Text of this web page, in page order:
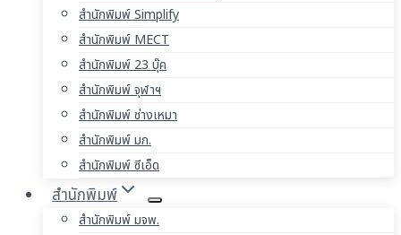
สำนักพิมพ์ Simplify
สำนักพิมพ์ MECT
สำนักพิมพ์ 23 บุ๊ค
สำนักพิมพ์ จุฬาฯ
สำนักพิมพ์ ช่างเหมา
สำนักพิมพ์ มก.
สำนักพิมพ์ ซีเอ็ด
สำนักพิมพ์
สำนักพิมพ์ มจพ.